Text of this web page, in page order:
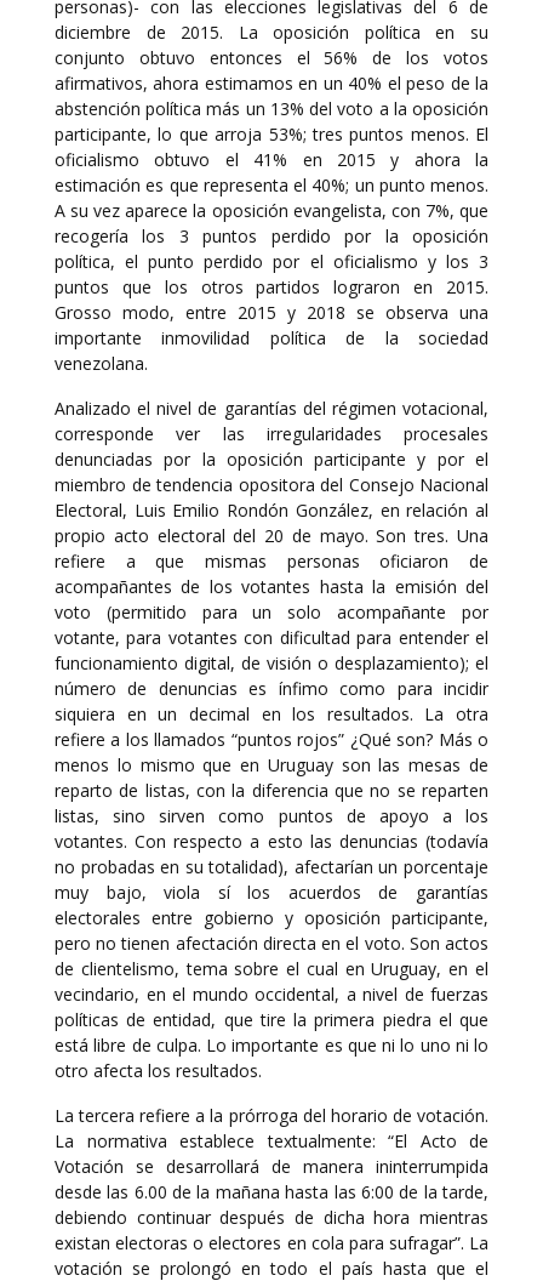
personas)- con las elecciones legislativas del 6 de
diciembre de 2015. La oposición política en su
conjunto obtuvo entonces el 56% de los votos
afirmativos, ahora estimamos en un 40% el peso de la
abstención política más un 13% del voto a la oposición
participante, lo que arroja 53%; tres puntos menos. El
oficialismo obtuvo el 41% en 2015 y ahora la
estimación es que representa el 40%; un punto menos.
A su vez aparece la oposición evangelista, con 7%, que
recogería los 3 puntos perdido por la oposición
política, el punto perdido por el oficialismo y los 3
puntos que los otros partidos lograron en 2015.
Grosso modo, entre 2015 y 2018 se observa una
importante inmovilidad política de la sociedad
venezolana.
Analizado el nivel de garantías del régimen votacional,
corresponde ver las irregularidades procesales
denunciadas por la oposición participante y por el
miembro de tendencia opositora del Consejo Nacional
Electoral, Luis Emilio Rondón González, en relación al
propio acto electoral del 20 de mayo. Son tres. Una
refiere a que mismas personas oficiaron de
acompañantes de los votantes hasta la emisión del
voto (permitido para un solo acompañante por
votante, para votantes con dificultad para entender el
funcionamiento digital, de visión o desplazamiento); el
número de denuncias es ínfimo como para incidir
siquiera en un decimal en los resultados. La otra
refiere a los llamados “puntos rojos” ¿Qué son? Más o
menos lo mismo que en Uruguay son las mesas de
reparto de listas, con la diferencia que no se reparten
listas, sino sirven como puntos de apoyo a los
votantes. Con respecto a esto las denuncias (todavía
no probadas en su totalidad), afectarían un porcentaje
muy bajo, viola sí los acuerdos de garantías
electorales entre gobierno y oposición participante,
pero no tienen afectación directa en el voto. Son actos
de clientelismo, tema sobre el cual en Uruguay, en el
vecindario, en el mundo occidental, a nivel de fuerzas
políticas de entidad, que tire la primera piedra el que
está libre de culpa. Lo importante es que ni lo uno ni lo
otro afecta los resultados.
La tercera refiere a la prórroga del horario de votación.
La normativa establece textualmente: “El Acto de
Votación se desarrollará de manera ininterrumpida
desde las 6.00 de la mañana hasta las 6:00 de la tarde,
debiendo continuar después de dicha hora mientras
existan electoras o electores en cola para sufragar”. La
votación se prolongó en todo el país hasta que el